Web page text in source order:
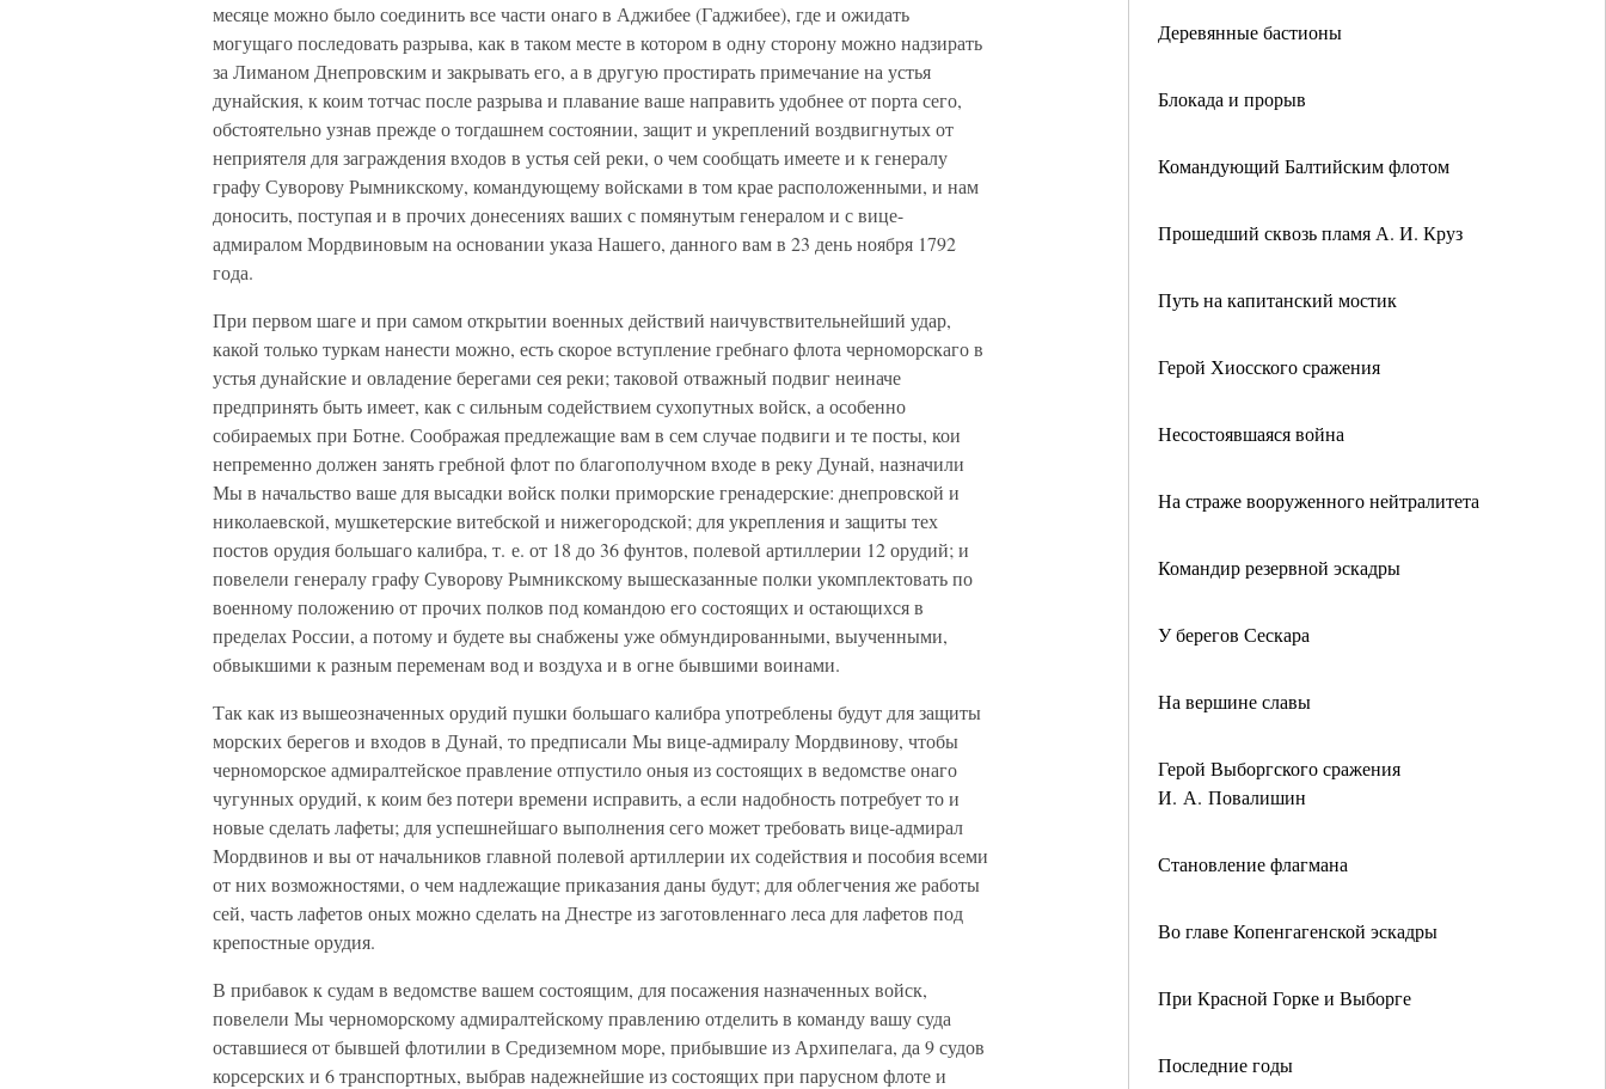
Деревянные бастионы
Блокада и прорыв
Командующий Балтийским флотом
Прошедший сквозь пламя А. И. Круз
Путь на капитанский мостик
Герой Хиосского сражения
Несостоявшаяся война
На страже вооруженного нейтралитета
Командир резервной эскадры
У берегов Сескара
На вершине славы
Герой Выборгского сражения
И. А. Повалишин
Становление флагмана
Во главе Копенгагенской эскадры
При Красной Горке и Выборге
Последние годы
месяце можно было соединить все части онаго в Аджибее (Гаджибее), где и ожидать
могущаго последовать разрыва, как в таком месте в котором в одну сторону можно надзирать
за Лиманом Днепровским и закрывать его, а в другую простирать примечание на устья
дунайския, к коим тотчас после разрыва и плавание ваше направить удобнее от порта сего,
обстоятельно узнав прежде о тогдашнем состоянии, защит и укреплений воздвигнутых от
неприятеля для заграждения входов в устья сей реки, о чем сообщать имеете и к генералу
графу Суворову Рымникскому, командующему войсками в том крае расположенными, и нам
доносить, поступая и в прочих донесениях ваших с помянутым генералом и с вице-
адмиралом Мордвиновым на основании указа Нашего, данного вам в 23 день ноября 1792
года.
При первом шаге и при самом открытии военных действий наичувствительнейший удар,
какой только туркам нанести можно, есть скорое вступление гребнаго флота черноморскаго в
устья дунайские и овладение берегами сея реки; таковой отважный подвиг неиначе
предпринять быть имеет, как с сильным содействием сухопутных войск, а особенно
собираемых при Ботне. Соображая предлежащие вам в сем случае подвиги и те посты, кои
непременно должен занять гребной флот по благополучном входе в реку Дунай, назначили
Мы в начальство ваше для высадки войск полки приморские гренадерские: днепровской и
николаевской, мушкетерские витебской и нижегородской; для укрепления и защиты тех
постов орудия большаго калибра, т. е. от 18 до 36 фунтов, полевой артиллерии 12 орудий; и
повелели генералу графу Суворову Рымникскому вышесказанные полки укомплектовать по
военному положению от прочих полков под командою его состоящих и остающихся в
пределах России, а потому и будете вы снабжены уже обмундированными, выученными,
обвыкшими к разным переменам вод и воздуха и в огне бывшими воинами.
Так как из вышеозначенных орудий пушки большаго калибра употреблены будут для защиты
морских берегов и входов в Дунай, то предписали Мы вице-адмиралу Мордвинову, чтобы
черноморское адмиралтейское правление отпустило оныя из состоящих в ведомстве онаго
чугунных орудий, к коим без потери времени исправить, а если надобность потребует то и
новые сделать лафеты; для успешнейшаго выполнения сего может требовать вице-адмирал
Мордвинов и вы от начальников главной полевой артиллерии их содействия и пособия всеми
от них возможностями, о чем надлежащие приказания даны будут; для облегчения же работы
сей, часть лафетов оных можно сделать на Днестре из заготовленнаго леса для лафетов под
крепостные орудия.
В прибавок к судам в ведомстве вашем состоящим, для посажения назначенных войск,
повелели Мы черноморскому адмиралтейскому правлению отделить в команду вашу суда
оставшиеся от бывшей флотилии в Средиземном море, прибывшие из Архипелага, да 9 судов
корсерских и 6 транспортных, выбрав надежнейшие из состоящих при парусном флоте и